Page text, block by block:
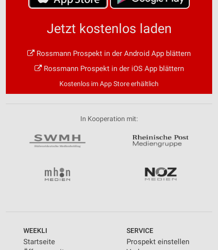
Jetzt kostenlos laden
Rossmann Prospekt in der Android App blättern
Rossmann Prospekt in der iOS App blättern
Kostenlos im App Store erhältlich
In Kooperation mit:
WEEKLI
Startseite
SERVICE
Prospekt einstellen